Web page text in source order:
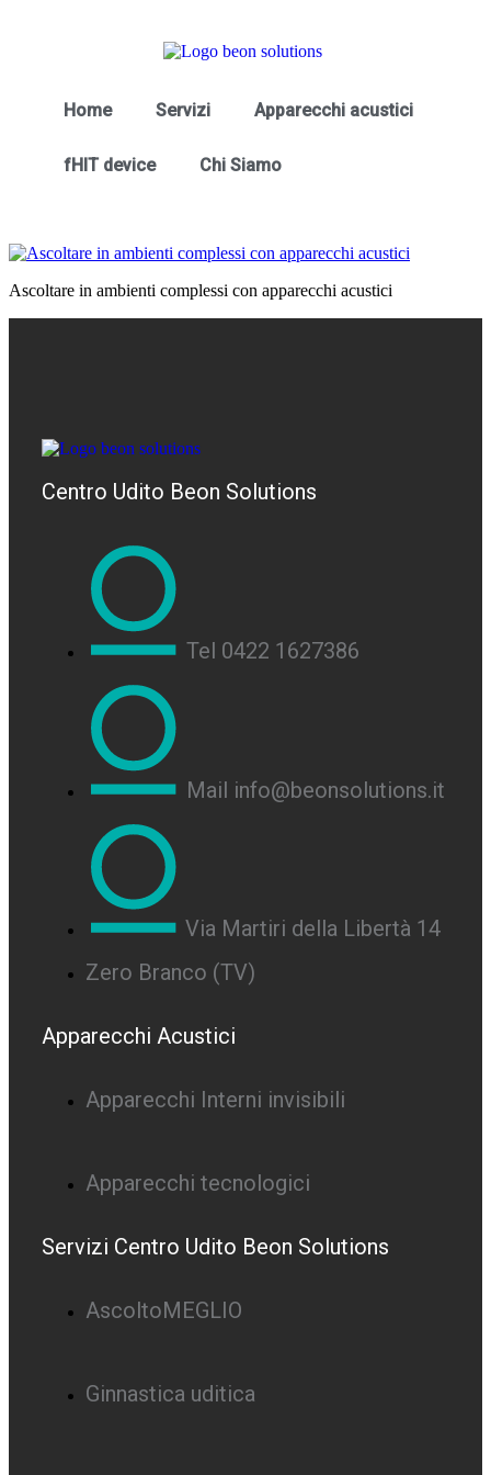
Home Servizi Apparecchi acustici
fHIT device Chi Siamo
Ascoltare in ambienti complessi con apparecchi acustici
Centro Udito Beon Solutions
Tel 0422 1627386
Mail info@beonsolutions.it
Via Martiri della Libertà 14
Zero Branco (TV)
Apparecchi Acustici
Apparecchi Interni invisibili
Apparecchi tecnologici
Servizi Centro Udito Beon Solutions
AscoltoMEGLIO
Ginnastica uditica